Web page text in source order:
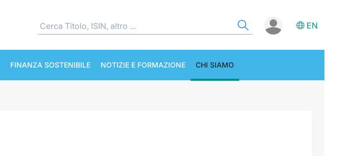
EN
FINANZA SOSTENIBILE NOTIZIE E FORMAZIONE CHI SIAMO